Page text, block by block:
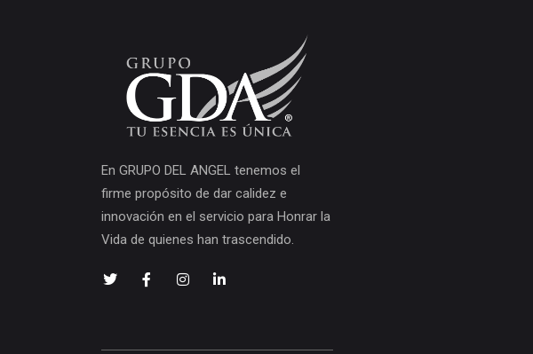
En GRUPO DEL ANGEL tenemos el
firme propósito de dar calidez e
innovación en el servicio para Honrar la
Vida de quienes han trascendido.